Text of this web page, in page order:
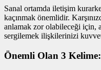
Sanal ortamda iletişim
kaçınmak önemlidir.
anlamak zor olabileceği için,
sergilemek ilişkilerinizi
Önemli Olan 3